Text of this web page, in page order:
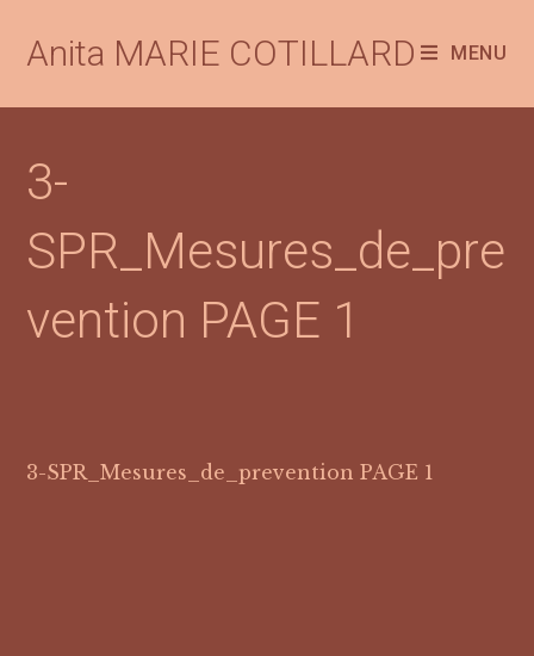
Anita MARIE COTILLARD MENU
3-
SPR_Mesures_de_pre
vention PAGE 1
3-SPR_Mesures_de_prevention PAGE 1